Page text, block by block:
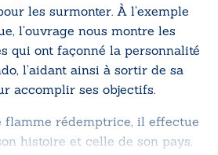
les surmonter. À l’exemple
l’ouvrage nous montre les
qui ont façonné la personnalité
l’aidant ainsi à sortir de sa
accomplir ses objectifs.
flamme rédemptrice, il effectue
histoire et celle de son pays,